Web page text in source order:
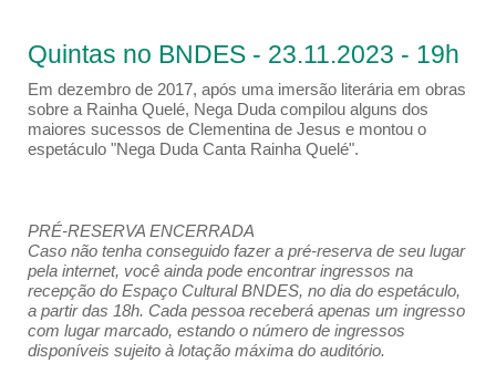
Quintas no BNDES - 23.11.2023 - 19h
Em dezembro de 2017, após uma imersão literária em obras
sobre a Rainha Quelé, Nega Duda compilou alguns dos
maiores sucessos de Clementina de Jesus e montou o
espetáculo "Nega Duda Canta Rainha Quelé".
PRÉ-RESERVA ENCERRADA
Caso não tenha conseguido fazer a pré-reserva de seu lugar
pela internet, você ainda pode encontrar ingressos na
recepção do Espaço Cultural BNDES, no dia do espetáculo,
a partir das 18h. Cada pessoa receberá apenas um ingresso
com lugar marcado, estando o número de ingressos
disponíveis sujeito à lotação máxima do auditório.